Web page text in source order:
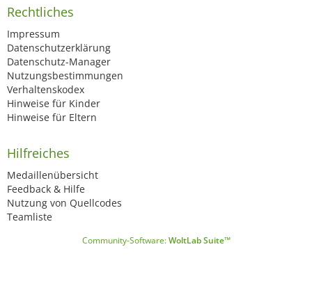
Rechtliches
Impressum
Datenschutzerklärung
Datenschutz-Manager
Nutzungsbestimmungen
Verhaltenskodex
Hinweise für Kinder
Hinweise für Eltern
Hilfreiches
Medaillenübersicht
Feedback & Hilfe
Nutzung von Quellcodes
Teamliste
Community-Software:WoltLab Suite™